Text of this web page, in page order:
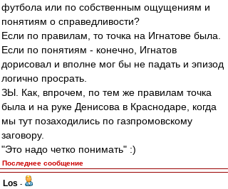
футбола или по собственным ощущениям и
понятиям о справедливости?
Если по правилам, то точка на Игнатове была.
Если по понятиям - конечно, Игнатов
дорисовал и вполне мог бы не падать и эпизод
логично просрать.
ЗЫ. Как, впрочем, по тем же правилам точка
была и на руке Денисова в Краснодаре, когда
мы тут позаходились по газпромовскому
заговору.
"Это надо четко понимать" :)
Последнее сообщение
Los -